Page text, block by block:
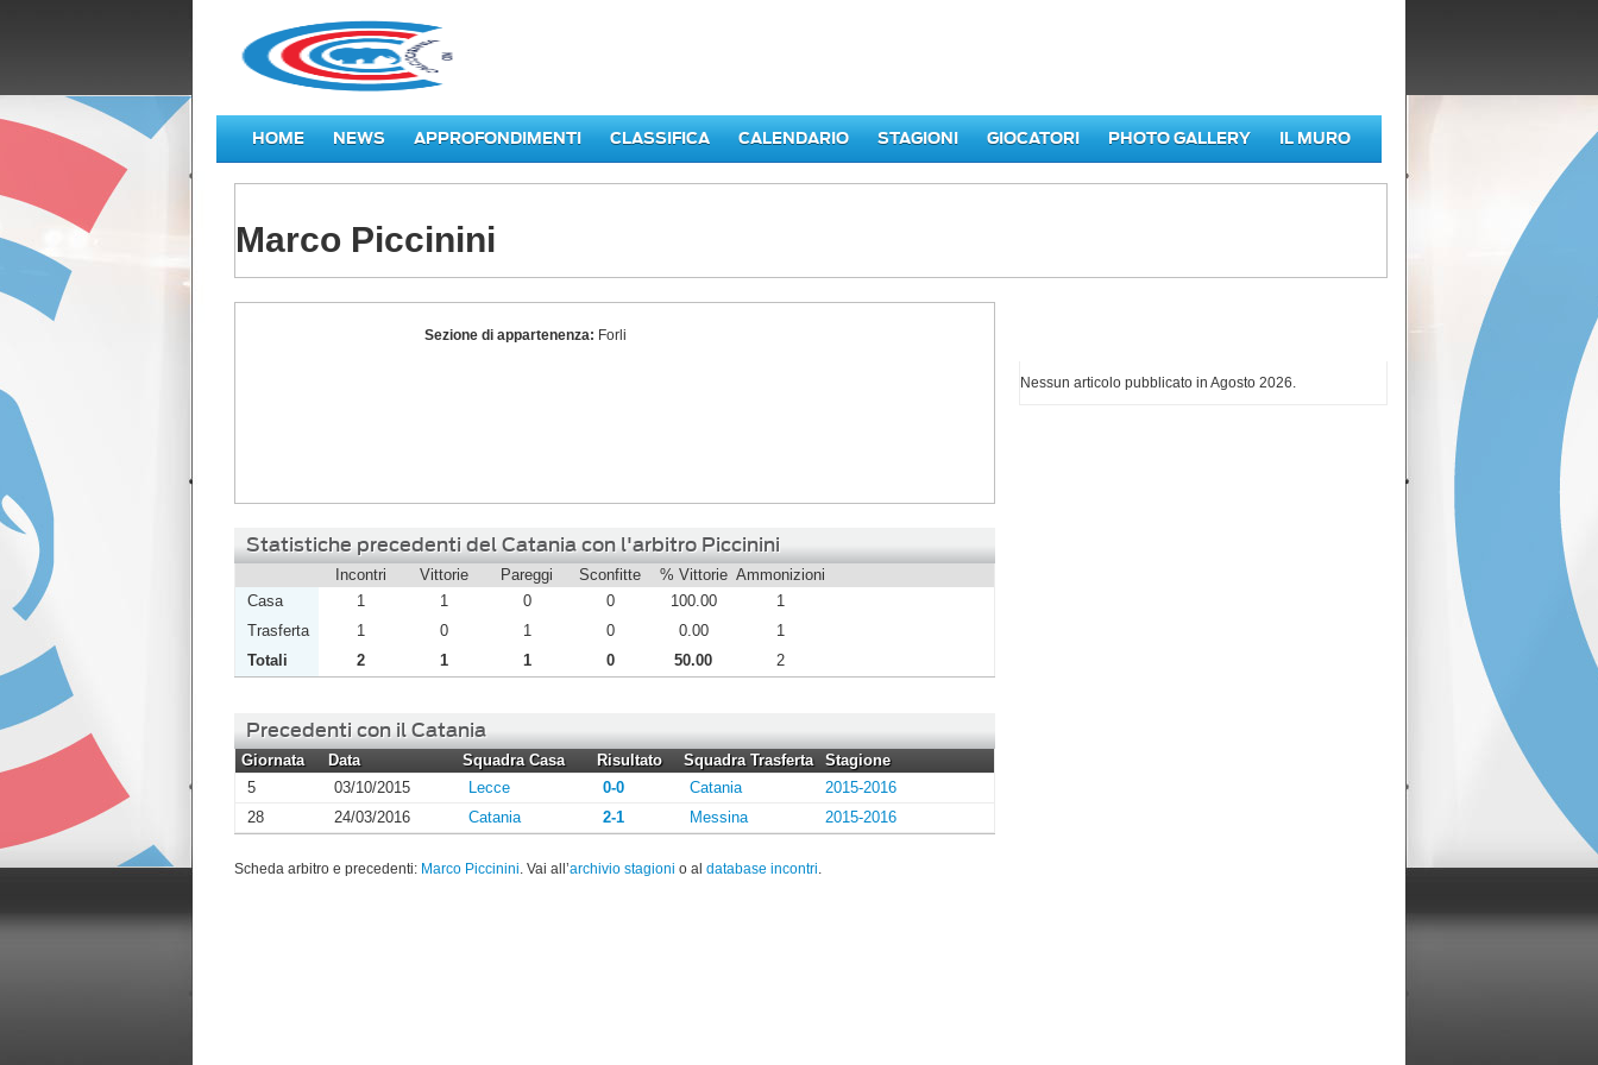
HOME NEWS APPROFONDIMENTI CLASSIFICA CALENDARIO STAGIONI GIOCATORI PHOTO GALLERY IL MURO
Marco Piccinini
Piccinini
Sezione di appartenenza: Forli
Statistiche precedenti del Catania con l'arbitro Piccinini
Incontri Vittorie Pareggi Sconfitte % Vittorie Ammonizioni
Casa
1 1 0 0 100.00
1
Trasferta
1 0 1 0 0.00
1
Totali
2 1 1 0 50.00 2
Precedenti con il Catania
Giornata Data Squadra Casa Risultato Squadra Trasferta
Stagione
5
03/10/2015 Lecce 0-0 Catania
2015-2016
28
24/03/2016 Catania 2-1 Messina 2015-2016
Scheda arbitro e precedenti: Marco Piccinini. Vai all’archivio stagioni o al database incontri.
Nessun articolo pubblicato in Agosto 2026.